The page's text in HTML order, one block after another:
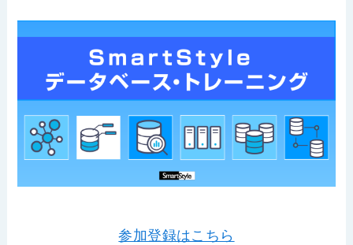
参加登録はこちら